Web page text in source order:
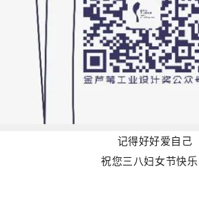
记得好好爱自己
祝您三八妇女节快乐